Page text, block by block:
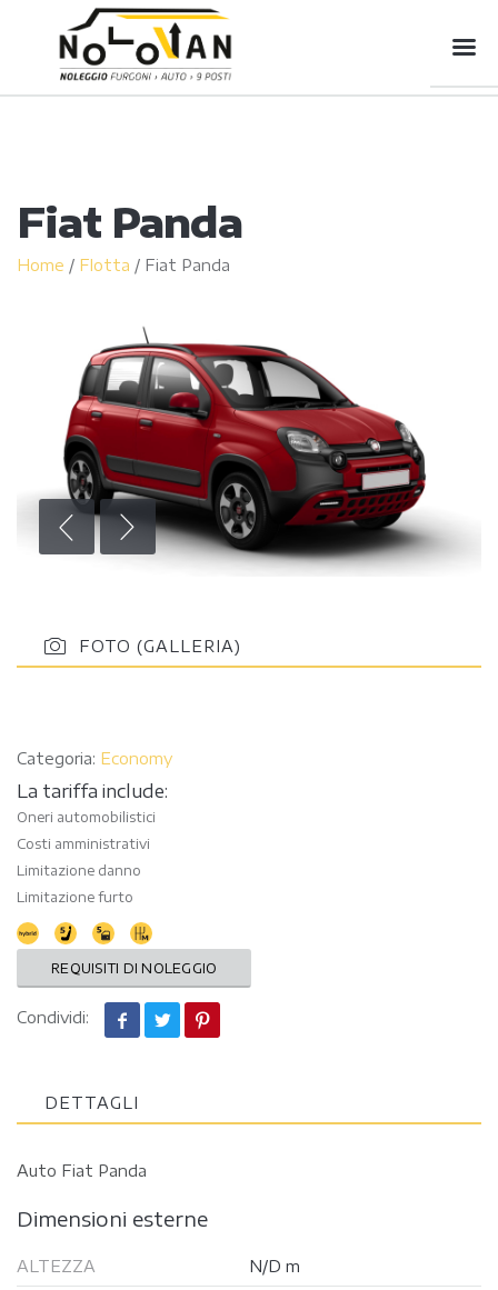
Fiat Panda
Home / Flotta / Fiat Panda
FOTO (GALLERIA)
Categoria: Economy
La tariffa include:
Oneri automobilistici
Costi amministrativi
Limitazione danno
Limitazione furto
REQUISITI DI NOLEGGIO
Condividi:
DETTAGLI
Auto Fiat Panda
Dimensioni esterne
ALTEZZA N/D m